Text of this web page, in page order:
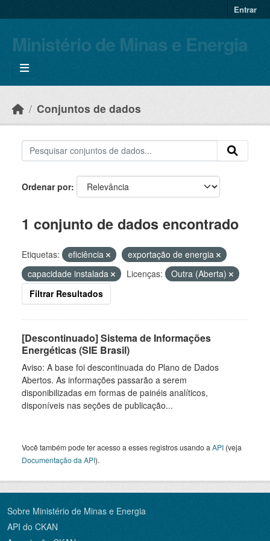
Entrar
Ministério de Minas e Energia
Conjuntos de dados
Ordenar por
1 conjunto de dados encontrado
Etiquetas: eficiência
exportação de energia
capacidade instalada
Licenças:
Outra (Aberta)
Filtrar Resultados
[Descontinuado] Sistema de Informações
Energéticas (SIE Brasil)
Aviso: A base foi descontinuada do Plano de Dados
Abertos. As informações passarão a serem
disponibilizadas em formas de painéis analíticos,
disponíveis nas seções de publicação...
Você também pode ter acesso a esses registros usando a API (veja
Documentação da API).
Sobre Ministério de Minas e Energia
API do CKAN